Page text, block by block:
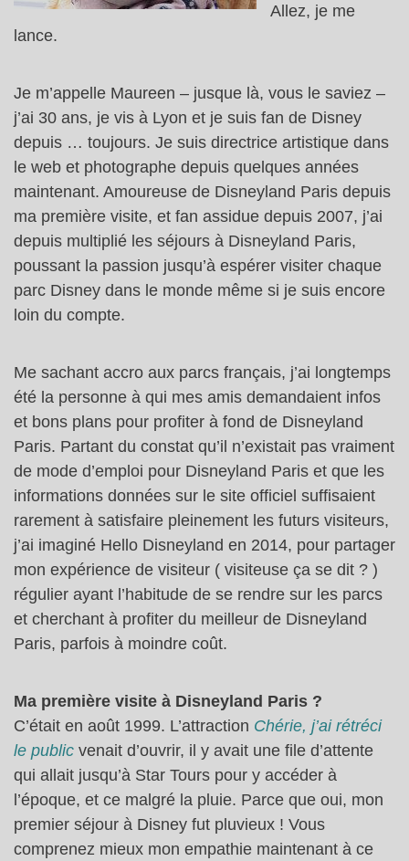
Allez, je me
lance.
Je m’appelle Maureen – jusque là, vous le saviez –
j’ai 30 ans, je vis à Lyon et je suis fan de Disney
depuis … toujours. Je suis directrice artistique dans
le web et photographe depuis quelques années
maintenant. Amoureuse de Disneyland Paris depuis
ma première visite, et fan assidue depuis 2007, j’ai
depuis multiplié les séjours à Disneyland Paris,
poussant la passion jusqu’à espérer visiter chaque
parc Disney dans le monde même si je suis encore
loin du compte.
Me sachant accro aux parcs français, j’ai longtemps
été la personne à qui mes amis demandaient infos
et bons plans pour profiter à fond de Disneyland
Paris. Partant du constat qu’il n’existait pas vraiment
de mode d’emploi pour Disneyland Paris et que les
informations données sur le site officiel suffisaient
rarement à satisfaire pleinement les futurs visiteurs,
j’ai imaginé Hello Disneyland en 2014, pour partager
mon expérience de visiteur ( visiteuse ça se dit ? )
régulier ayant l’habitude de se rendre sur les parcs
et cherchant à profiter du meilleur de Disneyland
Paris, parfois à moindre coût.
Ma première visite à Disneyland Paris ?
C’était en août 1999. L’attraction Chérie, j’ai rétréci
le public venait d’ouvrir, il y avait une file d’attente
qui allait jusqu’à Star Tours pour y accéder à
l’époque, et ce malgré la pluie. Parce que oui, mon
premier séjour à Disney fut pluvieux ! Vous
comprenez mieux mon empathie maintenant à ce